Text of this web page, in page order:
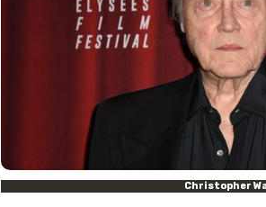
Christopher